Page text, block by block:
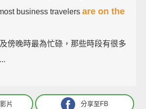
business travelers are on the
傍晚時最為忙碌，那些時段有很多
片 分享至FB